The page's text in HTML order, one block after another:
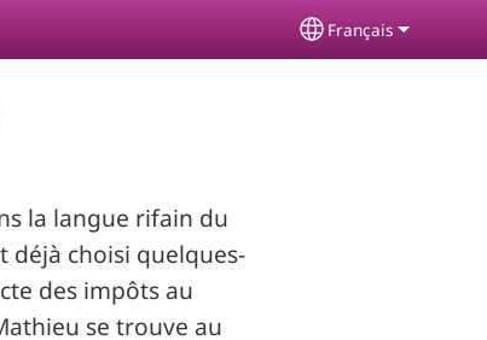
Select your
Français
la langue rifain du
déjà choisi quelques-
des impôts au
se trouve au